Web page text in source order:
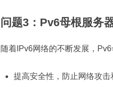
问题3：Pv6母根服务
随着IPv6网络的不断发展，
提高安全性，防止网络攻击